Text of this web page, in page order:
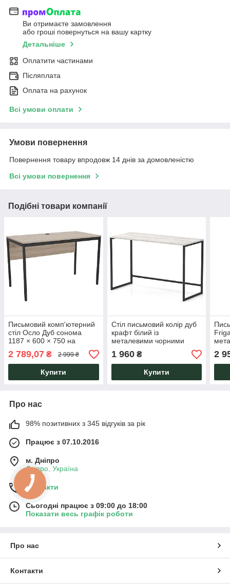
Ви отримаєте замовлення
або гроші повернуться на вашу картку
Детальніше
Оплатити частинами
Післяплата
Оплата на рахунок
Всі умови оплати
Умови повернення
Повернення товару впродовж 14 днів за домовленістю
Всі умови повернення
Подібні товари компанії
Письмовий комп'ютерний
стіл Осло Дуб сонома
1187 × 600 × 750 на
металевих ніжках у стилі
лофт AMF
2 789,07 ₴ 2 999 ₴
Купити
Стіл письмовий колір дуб
крафт білий із
металевими чорними
ніжками в стилі лофт Liner
Loft Knap Knap
1 960₴
Купити
2
Про нас
98% позитивних з 345 відгуків за рік
Працює з 07.10.2016
м. Дніпро
Дніпро, Україна
Контакти
Сьогодні працює з 09:00 до 18:00
Показати весь графік роботи
Про нас
Контакти